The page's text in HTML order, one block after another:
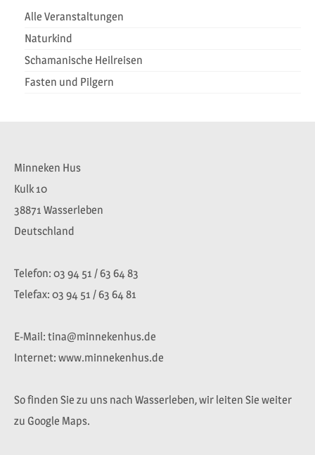
Alle Veranstaltungen
Naturkind
Schamanische Heilreisen
Fasten und Pilgern
Minneken Hus
Kulk 10
38871 Wasserleben
Deutschland
Telefon: 03 94 51 / 63 64 83
Telefax: 03 94 51 / 63 64 81
E-Mail: tina@minnekenhus.de
Internet: www.minnekenhus.de
So finden Sie zu uns nach Wasserleben, wir leiten Sie weiter
zu Google Maps.